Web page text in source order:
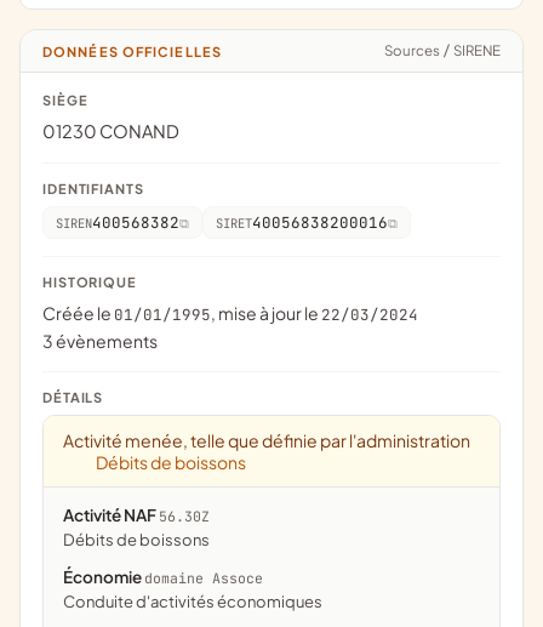
DONNÉES OFFICIELLES Sources / SIRENE
SIÈGE
01230 CONAND
IDENTIFIANTS
SIREN400568382 SIRET40056838200016
HISTORIQUE
Créée le 01/01/1995, mise à jour le 22/03/2024
3 évènements
DÉTAILS
Activité menée, telle que définie par l'administration
Débits de boissons
Activité NAF 56.30Z
Débits de boissons
Économie domaine Assoce
conduite d'activités économiques